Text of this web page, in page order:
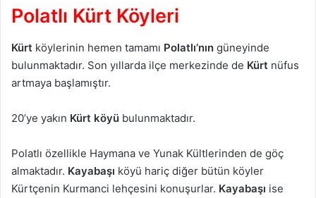
Polatlı Kürt Köyleri
Kürt köylerinin hemen tamamı Polatlı’nın güneyinde
bulunmaktadır. Son yıllarda ilçe mer­kezinde de Kürt nüfus
artmaya başlamıştır.
20’ye yakın Kürt köyü bulunmaktadır.
Polatlı özellikle Haymana ve Yunak Kültlerinden de göç
almaktadır. Kayabaşı köyü hariç diğer bütün köyler
Kürtçenin Kurmanci lehçesini konuşurlar. Kayabaşı ise